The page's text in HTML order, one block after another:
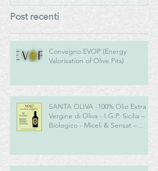
Post recenti
Convegno EVOP (Energy
Valorisation of Olive Pits)
SANTA OLIVA -100% Olio Extra
Vergine di Oliva - I.G.P. Sicilia –
Biologico - Miceli & Sensat –